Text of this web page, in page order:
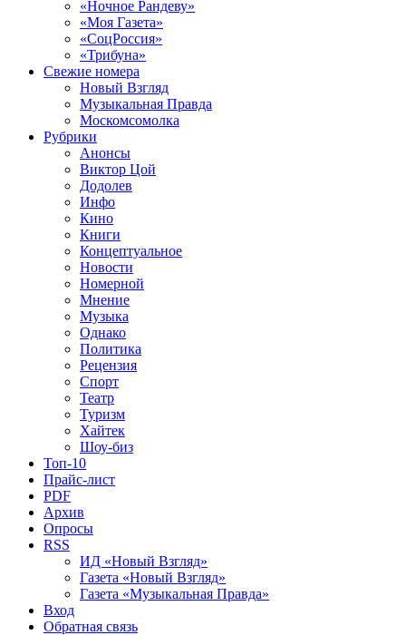
«Ночное Рандеву»
«Моя Газета»
«СоцРоссия»
«Трибуна»
Свежие номера
Новый Взгляд
Музыкальная Правда
Москомсомолка
Рубрики
Анонсы
Виктор Цой
Додолев
Инфо
Кино
Книги
Концептуальное
Новости
Номерной
Мнение
Музыка
Однако
Политика
Рецензия
Спорт
Театр
Туризм
Хайтек
Шоу-биз
Топ-10
Прайс-лист
PDF
Архив
Опросы
RSS
ИД «Новый Взгляд»
Газета «Новый Взгляд»
Газета «Музыкальная Правда»
Вход
Обратная связь